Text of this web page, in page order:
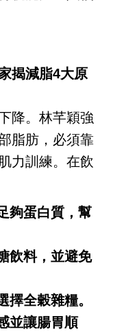
揭減脂4大原
降。林芊穎強
脂肪，必須靠
力訓練。在飲
夠蛋白質，幫
飲料，並避免
全穀雜糧。
並讓腸胃順